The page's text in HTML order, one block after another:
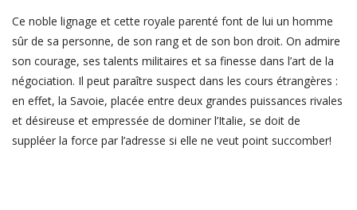
Ce noble lignage et cette royale parenté font de lui un homme
sûr de sa personne, de son rang et de son bon droit. On admire
son courage, ses talents militaires et sa finesse dans l’art de la
négociation. Il peut paraître suspect dans les cours étrangères :
en effet, la Savoie, placée entre deux grandes puissances rivales
et désireuse et empressée de dominer l’Italie, se doit de
suppléer la force par l’adresse si elle ne veut point succomber!